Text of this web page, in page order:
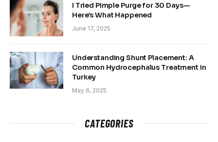
I Tried Pimple Purge for 30 Days—
Here’s What Happened
June 17, 2025
Understanding Shunt Placement: A
Common Hydrocephalus Treatment in
Turkey
May 6, 2025
CATEGORIES